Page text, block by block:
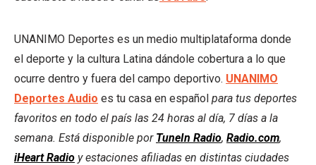
UNANIMO Deportes es un medio multiplataforma donde
el deporte y la cultura Latina dándole cobertura a lo que
ocurre dentro y fuera del campo deportivo. UNANIMO
Deportes Audio es tu casa en español para tus deportes
favoritos en todo el país las 24 horas al día, 7 días a la
semana. Está disponible por TuneIn Radio, Radio.com,
iHeart Radio y estaciones afiliadas en distintas ciudades